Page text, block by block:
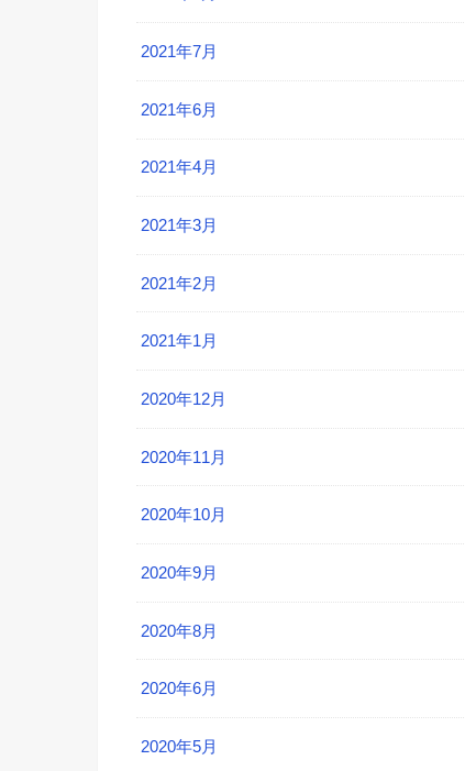
2021年7月
2021年6月
2021年4月
2021年3月
2021年2月
2021年1月
2020年12月
2020年11月
2020年10月
2020年9月
2020年8月
2020年6月
2020年5月